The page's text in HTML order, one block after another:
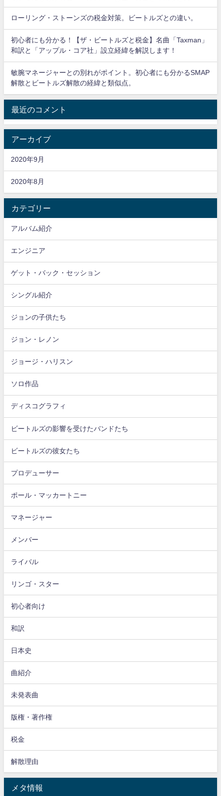
ローリング・ストーンズの税金対策。ビートルズとの違い。
初心者にも分かる！【ザ・ビートルズと税金】名曲「Taxman」
和訳と「アップル・コア社」設立経緯を解説します！
敏腕マネージャーとの別れがポイント。初心者にも分かるSMAP
解散とビートルズ解散の経緯と類似点。
最近のコメント
アーカイブ
2020年9月
2020年8月
カテゴリー
アルバム紹介
エンジニア
ゲット・バック・セッション
シングル紹介
ジョンの子供たち
ジョン・レノン
ジョージ・ハリスン
ソロ作品
ディスコグラフィ
ビートルズの影響を受けたバンドたち
ビートルズの彼女たち
プロデューサー
ポール・マッカートニー
マネージャー
メンバー
ライバル
リンゴ・スター
初心者向け
和訳
日本史
曲紹介
未発表曲
版権・著作権
税金
解散理由
メタ情報